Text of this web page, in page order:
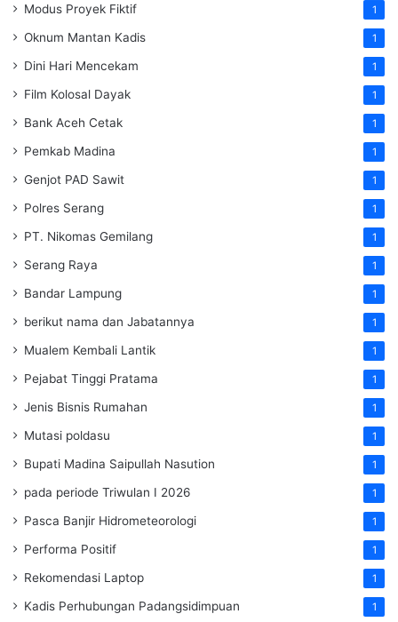
Modus Proyek Fiktif 1
Oknum Mantan Kadis 1
Dini Hari Mencekam 1
Film Kolosal Dayak 1
Bank Aceh Cetak 1
Pemkab Madina 1
Genjot PAD Sawit 1
Polres Serang 1
PT. Nikomas Gemilang 1
Serang Raya 1
Bandar Lampung 1
berikut nama dan Jabatannya 1
Mualem Kembali Lantik 1
Pejabat Tinggi Pratama 1
Jenis Bisnis Rumahan 1
Mutasi poldasu 1
Bupati Madina Saipullah Nasution 1
pada periode Triwulan I 2026 1
Pasca Banjir Hidrometeorologi 1
Performa Positif 1
Rekomendasi Laptop 1
Kadis Perhubungan Padangsidimpuan 1